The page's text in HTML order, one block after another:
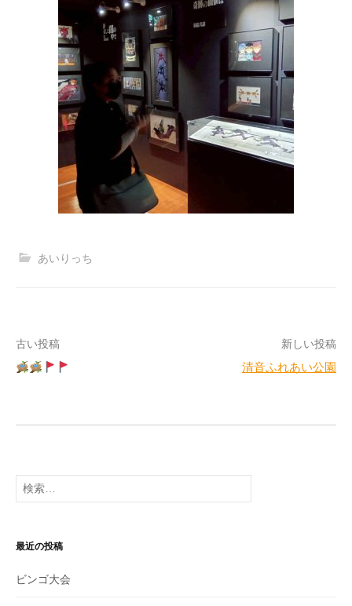
あいりっち
投
稿
ー
ョ
ン
古い投稿 新しい投稿
清音ふれあい公園
検
索:
最近の投稿
ビンゴ大会